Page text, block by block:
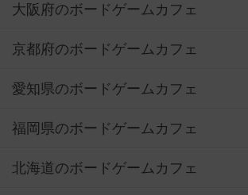
大阪府のボードゲームカフェ
京都府のボードゲームカフェ
愛知県のボードゲームカフェ
福岡県のボードゲームカフェ
北海道のボードゲームカフェ